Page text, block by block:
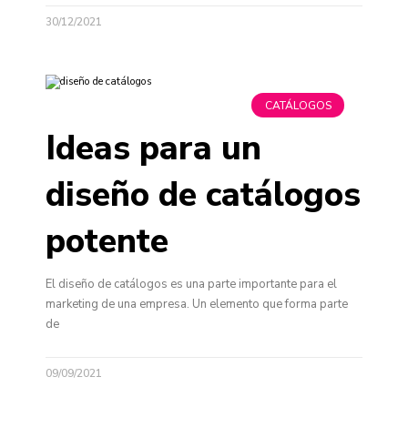
30/12/2021
CATÁLOGOS
Ideas para un
diseño de catálogos
potente
El diseño de catálogos es una parte importante para el
marketing de una empresa. Un elemento que forma parte
de
09/09/2021